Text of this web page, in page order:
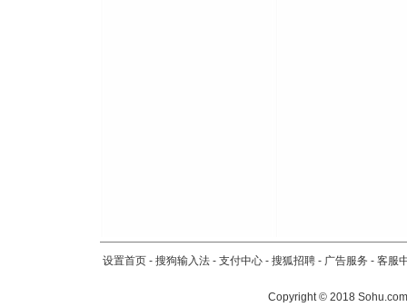
设置首页 - 搜狗输入法 - 支付中心 - 搜狐招聘 - 广告服务 - 客服
Copyright ©2018